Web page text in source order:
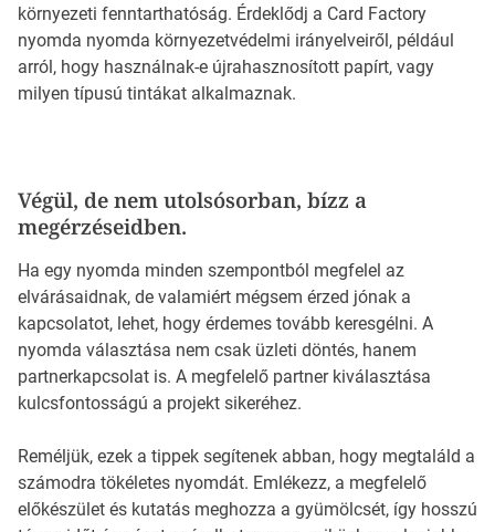
környezeti fenntarthatóság. Érdeklődj a Card Factory
nyomda nyomda környezetvédelmi irányelveiről, például
arról, hogy használnak-e újrahasznosított papírt, vagy
milyen típusú tintákat alkalmaznak.
Végül, de nem utolsósorban, bízz a
megérzéseidben.
Ha egy nyomda minden szempontból megfelel az
elvárásaidnak, de valamiért mégsem érzed jónak a
kapcsolatot, lehet, hogy érdemes tovább keresgélni. A
nyomda választása nem csak üzleti döntés, hanem
partnerkapcsolat is. A megfelelő partner kiválasztása
kulcsfontosságú a projekt sikeréhez.
Reméljük, ezek a tippek segítenek abban, hogy megtaláld a
számodra tökéletes nyomdát. Emlékezz, a megfelelő
előkészület és kutatás meghozza a gyümölcsét, így hosszú